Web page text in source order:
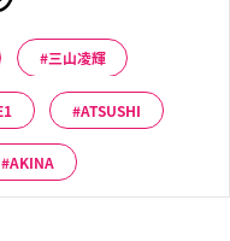
三山凌輝
ATSUSHI
AKINA